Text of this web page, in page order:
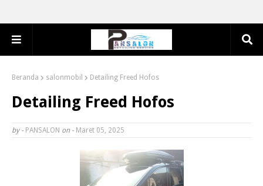
Beranda salonmobil Detailing Freed Hofos
Detailing Freed Hofos
by - PANSALON on - Maret 05, 2025